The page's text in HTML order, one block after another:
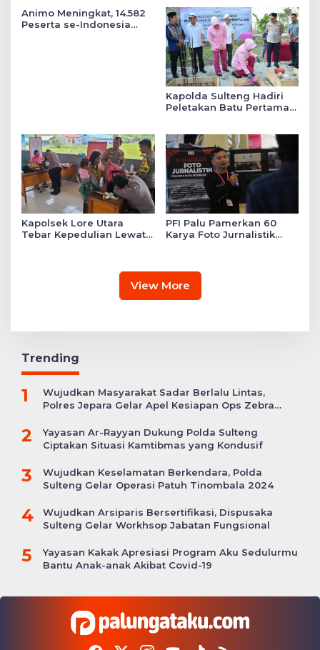
Animo Meningkat, 14.582
Peserta se-Indonesia
Kapolda Sulteng Hadiri
Peletakan Batu Pertama
Kapolsek Lore Utara
Tebar Kepedulian Lewat
PFI Palu Pamerkan 60
Karya Foto Jurnalistik
View More
Trending
1
Wujudkan Masyarakat Sadar Berlalu Lintas,
Polres Jepara Gelar Apel Kesiapan Ops Zebra
2
Yayasan Ar-Rayyan Dukung Polda Sulteng
Ciptakan Situasi Kamtibmas yang Kondusif
3
Wujudkan Keselamatan Berkendara, Polda
Sulteng Gelar Operasi Patuh Tinombala 2024
4
Wujudkan Arsiparis Bersertifikasi, Dispusaka
Sulteng Gelar Workhsop Jabatan Fungsional
5
Yayasan Kakak Apresiasi Program Aku Sedulurmu
Bantu Anak-anak Akibat Covid-19